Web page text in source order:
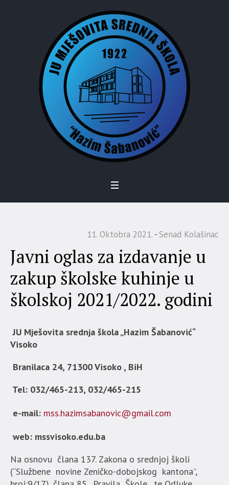
11. Oktobra 2021. Senad Kolašinac
Javni oglas za izdavanje u
zakup školske kuhinje u
školskoj 2021/2022. godini
JU Mješovita srednja škola „Hazim Šabanović“
Visoko
Branilaca 24, 71300 Visoko , BiH
Tel: 032/465-213, 032/465-215
e-mail: mss.hazimsabanovic@gmail.com
web: mssvisoko.edu.ba
Na osnovu člana 137. Zakona o srednjoj školi
(“Službene novine Zeničko-dobojskog kantona”,